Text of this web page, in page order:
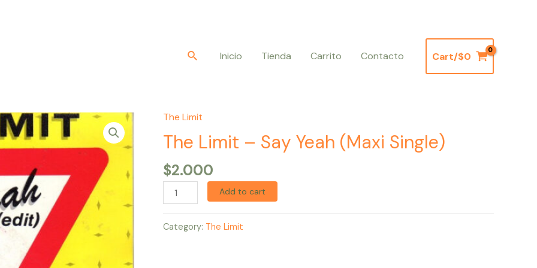
BuscarInicio Tienda Carrito Contacto Cart/$0
The Limit
The Limit – Say Yeah (Maxi Single)
$2.000
The
Limit
–
Say
Yeah
(Maxi
Single)
quantity
Add to cart
Category: The Limit